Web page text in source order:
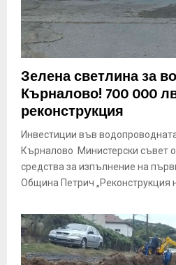
Зелена светлина за
Кърналово! 700 000
реконструкция
Инвестиции във
Кърналово Министерски съвет
средства за изпълнение на
Община Петрич „Реконструкция